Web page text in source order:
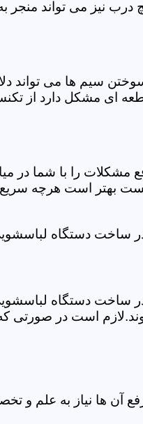
درب نیز می تواند
سیم ها می تواند
ای مشکل دارد از
را با شما در
بهتر است هرچه سریع
در ساخت دستگاه
در ساخت دستگاه
است در صورتی که
نیاز به علم و تخصص